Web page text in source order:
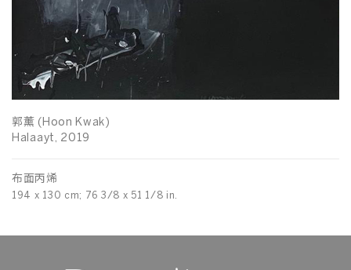
郭薰 (Hoon Kwak)
Halaayt, 2019
布面丙烯
194 x 130 cm; 76 3/8 x 51 1/8 in.